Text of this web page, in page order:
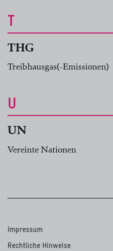
T
THG
Treibhausgas(-Emissionen)
U
UN
Vereinte Nationen
Impressum
Rechtliche Hinweise